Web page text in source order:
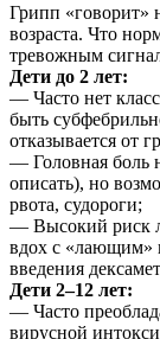
Грипп «говорит»
возраста. Что
тревожным
Дети до 2 лет:
— Часто нет
быть
отказывается от
— Головная боль
описать), но
рвота, судороги;
— Высокий риск
вдох с «лающим»
введения
Дети 2–12 лет:
— Часто
вирусной